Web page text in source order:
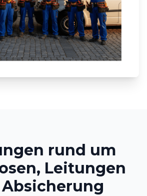
rund um
Leitungen